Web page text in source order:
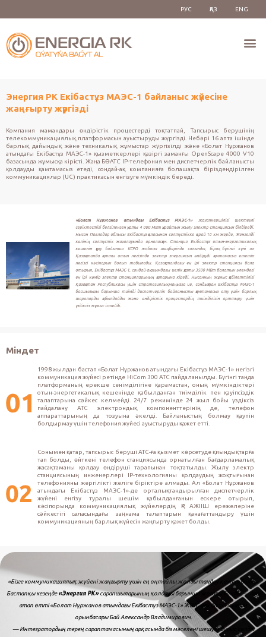
РУС ҚАЗ ENG
Энергия РК Екібастұз МАЭС-1 байланыс жүйесіне
жаңғырту жүргізді
Компания мамандары өндірістік процестерді тоқтатпай, Тапсырыс берушінің
телекоммуникациялық платформасын ауыстыруды жүргізді. Небәрі 16 апта ішінде
барлық дайындық және техникалық жұмыстар жүргізілді және «Болат Нұржанов
атындағы Екібастұз МАЭС-1» қызметкерлері қазіргі заманғы OpenScape 4000 V10
базасында жұмысқа кірісті. Жаңа БӨАТС IP-телефония мен диспетчерлік байланысты
қолдауды қамтамасыз етеді, сондай-ақ компанияға болашақта біріздендірілген
коммуникациялар (UC) практикасын енгізуге мүмкіндік береді.
«Болат Нұржанов атындағы Екібастұз МАЭС-1»жауапкершілігі шектеулі
серіктестігі белгіленген қуаты 4 000 МВт құрайтын жылу электр станциясын білдіреді.
Нысан Павлодар облысы Екібастұз қаласынан солтүстікке қарай 16 км жерде, Женгелді
көлінің солтүстік жағалауында орналасқан. Станция Екібастұз отын-энергетикалық
кешенін құру бойынша КСРО жобасы шеңберінде салынды, бірақ бүгінгі күні ол
Қазақстанда қатты отын негізінде электр энергиясын өндіруді қамтамасыз ететін
негізгі кәсіпорын болып табылады. Қазақстандағы ең ірі электр станциясы бола
отырып, Екібастұз МАЭС-1, сондай-ақ ағымдағы иелік қуаты 3500 МВт болатын әлемдегі
ең ірі көмір электр станцияларының қатарына кіреді. Нысанның жұмыс қабілеттілігі
Қазақстан Республикасы үшін стратегиялық маңызға ие, сондықтан Екібастұз МАЭС-1
басшылығы барынша тиімді диспетчерлік байланысты қамтамасыз ету үшін барлық
шараларды қабылдайды және өндірістік процестердің тиімділігін арттыру үшін
үздіксіз жұмыс істейді.
Міндет
1998 жылдан бастап «Болат Нұржанов атындағы Екібастұз МАЭС-1» негізгі
коммуникация жүйесі ретінде HiCom 300 АТС пайдаланылды. Бүгінгі таңда
платформаның ерекше сенімділігіне қарамастан, оның мүмкіндіктері
отын-энергетикалық кешенінде қабылданған тиімділік пен қауіпсіздік
талаптарына сәйкес келмейді. 24/7 режимінде 24 жыл бойы үздіксіз
пайдалану АТС электрондық компоненттерінің де, телефон
аппараттарының да тозуына әкелді. Байланыстың болмау қаупін
болдырмау үшін телефония жүйесі ауыстыруды қажет етті.
Сонымен қатар, тапсырыс беруші АТС-ға қызмет көрсетуде қиындықтарға
тап болды, өйткені телефон станциясында орнатылған бағдарламалық
жасақтаманы қолдау өндіруші тарапынан тоқтатылды. Жылу электр
станциясының инженерлері IP-технологияны қолдаудың жоқтығынан
телефонияны жергілікті желіге біріктіре алмады. Ал «Болат Нұржанов
атындағы Екібастұз МАЭС-1»-де орталықтандырылған диспетчерлік
жүйені енгізу туралы шешім қабылданғанын ескере отырып,
кәсіпорында коммуникациялық жүйелердің ҚР АЖІІШ ережелеріне
сәйкестігі саласындағы заңнама талаптарын қанағаттандыру үшін
коммуникацияның барлық жүйесін жаңғырту қажет болды.
«Бізге коммуникациялық жүйені жаңғырту үшін ең оңтайлы жолды таңдау қажет болды.
Бастапқы кезеңде«Энергия РК»сарапшыларының қолдауы барынша жоғары болды, — деп
атап өтті «Болат Нұржанов атындағы Екібастұз МАЭС-1» ЖШС цех басшысының
орынбасары Бай Александр Владимирович.
— Интегратордың терең сараптамасының арқасында біз мәселені шешуге дұрыс келдік